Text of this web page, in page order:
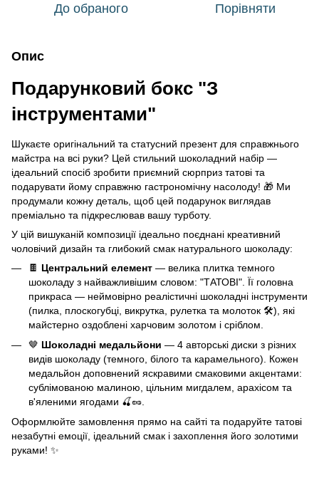
До обраного Порівняти
Опис
Подарунковий бокс "З
інструментами"
Шукаєте оригінальний та статусний презент для справжнього
майстра на всі руки? Цей стильний шоколадний набір —
ідеальний спосіб зробити приємний сюрприз татові та
подарувати йому справжню гастрономічну насолоду! 🎁 Ми
продумали кожну деталь, щоб цей подарунок виглядав
преміально та підкреслював вашу турботу.
У цій вишуканій композиції ідеально поєднані креативний
чоловічий дизайн та глибокий смак натурального шоколаду:
🍫 Центральний елемент — велика плитка темного
шоколаду з найважливішим словом: "ТАТОВІ". Її головна
прикраса — неймовірно реалістичні шоколадні інструменти
(пилка, плоскогубці, викрутка, рулетка та молоток 🛠️), які
майстерно оздоблені харчовим золотом і сріблом.
🤎 Шоколадні медальйони — 4 авторські диски з різних
видів шоколаду (темного, білого та карамельного). Кожен
медальйон доповнений яскравими смаковими акцентами:
сублімованою малиною, цільним мигдалем, арахісом та
в'яленими ягодами 🍒🥜.
Оформлюйте замовлення прямо на сайті та подаруйте татові
незабутні емоції, ідеальний смак і захоплення його золотими
руками! ✨